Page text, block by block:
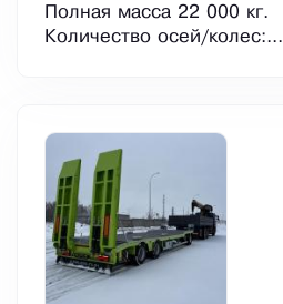
Полная масса 22 000 кг.
Количество осей/колес:...